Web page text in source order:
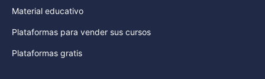
Material educativo
Plataformas para vender sus cursos
Plataformas gratis